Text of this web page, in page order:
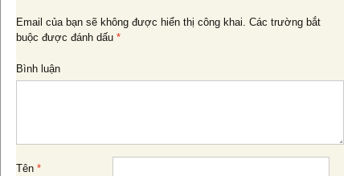
bài
viết
Email của bạn sẽ không được hiển thị công khai. Các trường bắt
buộc được đánh dấu *
Bình luận
Tên *